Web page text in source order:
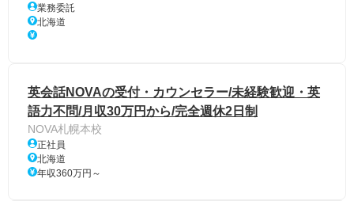
業務委託
北海道
英会話NOVAの受付・カウンセラー/未経験歓迎・英
語力不問/月収30万円から/完全週休2日制
NOVA札幌本校
正社員
北海道
年収360万円～